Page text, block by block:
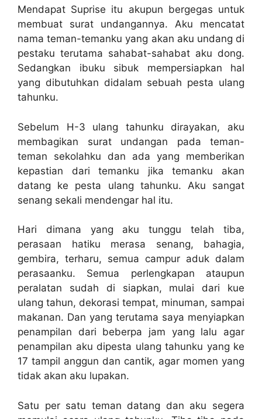
Mendapat Suprise itu akupun bergegas untuk
membuat surat undangannya. Aku mencatat
nama teman-temanku yang akan aku undang di
pestaku terutama sahabat-sahabat aku dong.
Sedangkan ibuku sibuk mempersiapkan hal
yang dibutuhkan didalam sebuah pesta ulang
tahunku.
Sebelum H-3 ulang tahunku dirayakan, aku
membagikan surat undangan pada teman-
teman sekolahku dan ada yang memberikan
kepastian dari temanku jika temanku akan
datang ke pesta ulang tahunku. Aku sangat
senang sekali mendengar hal itu.
Hari dimana yang aku tunggu telah tiba,
perasaan hatiku merasa senang, bahagia,
gembira, terharu, semua campur aduk dalam
perasaanku. Semua perlengkapan ataupun
peralatan sudah di siapkan, mulai dari kue
ulang tahun, dekorasi tempat, minuman, sampai
makanan. Dan yang terutama saya menyiapkan
penampilan dari beberpa jam yang lalu agar
penampilan aku dipesta ulang tahunku yang ke
17 tampil anggun dan cantik, agar momen yang
tidak akan aku lupakan.
Satu per satu teman datang dan aku segera